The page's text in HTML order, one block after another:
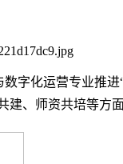
字化运营专业推
、师资共培等方